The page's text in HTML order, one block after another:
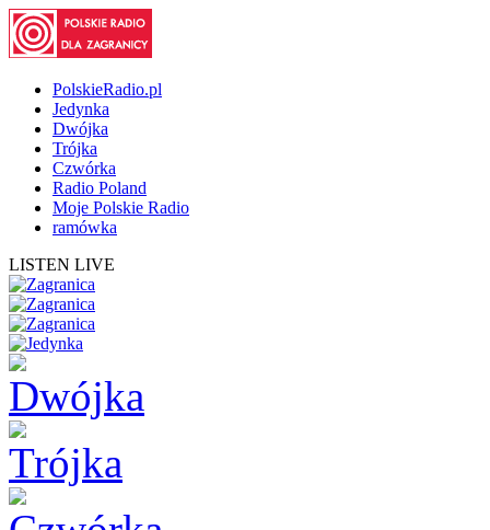
PolskieRadio.pl
Jedynka
Dwójka
Trójka
Czwórka
Radio Poland
Moje Polskie Radio
ramówka
LISTEN LIVE